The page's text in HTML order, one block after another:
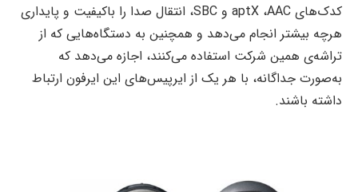
کدک‌های aptX ،AAC و SBC، انتقال صدا را باکیفیت و پایداری
هرچه بیشتر انجام می‌دهد و همچنین به دستگاه‌هایی که از
تراشه‌ی همین شرکت استفاده می‌کنند، اجازه می‌دهد که
به‌صورت جداگانه، با هر یک از ایرپیس‌های این ایرفون ارتباط
داشته باشند.